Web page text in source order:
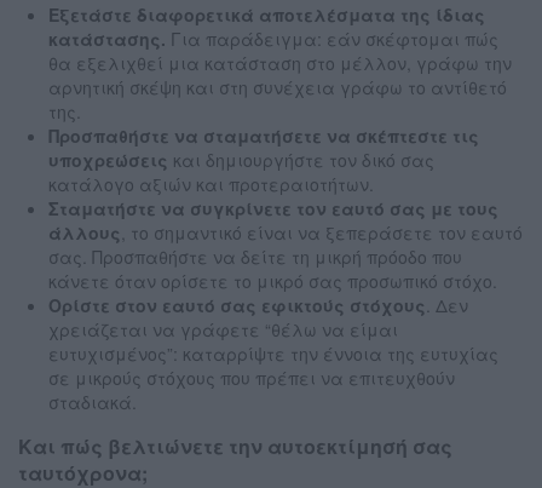
Εξετάστε διαφορετικά αποτελέσματα της ίδιας
κατάστασης. Για παράδειγμα: εάν σκέφτομαι πώς
θα εξελιχθεί μια κατάσταση στο μέλλον, γράφω την
αρνητική σκέψη και στη συνέχεια γράφω το αντίθετό
της.
Προσπαθήστε να σταματήσετε να σκέπτεστε τις
υποχρεώσεις και δημιουργήστε τον δικό σας
κατάλογο αξιών και προτεραιοτήτων.
Σταματήστε να συγκρίνετε τον εαυτό σας με τους
άλλους , το σημαντικό είναι να ξεπεράσετε τον εαυτό
σας. Προσπαθήστε να δείτε τη μικρή πρόοδο που
κάνετε όταν ορίσετε το μικρό σας προσωπικό στόχο.
Ορίστε στον εαυτό σας εφικτούς στόχους . Δεν
χρειάζεται να γράφετε “θέλω να είμαι
ευτυχισμένος”: καταρρίψτε την έννοια της ευτυχίας
σε μικρούς στόχους που πρέπει να επιτευχθούν
σταδιακά.
Και πώς βελτιώνετε την αυτοεκτίμησή σας
ταυτόχρονα;